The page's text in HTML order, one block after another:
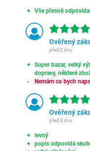
Vše přesně
Ověřený
před 2 dny
Super bazar, velký
dopravy, některé
Nemám co bych
Ověřený
před 3 dny
levný
popis odpovídá